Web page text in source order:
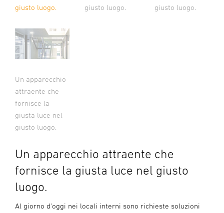
giusto luogo.
giusto luogo.
giusto luogo.
Un apparecchio
attraente che
fornisce la
giusta luce nel
giusto luogo.
Un apparecchio attraente che
fornisce la giusta luce nel giusto
luogo.
Al giorno d'oggi nei locali interni sono richieste soluzioni